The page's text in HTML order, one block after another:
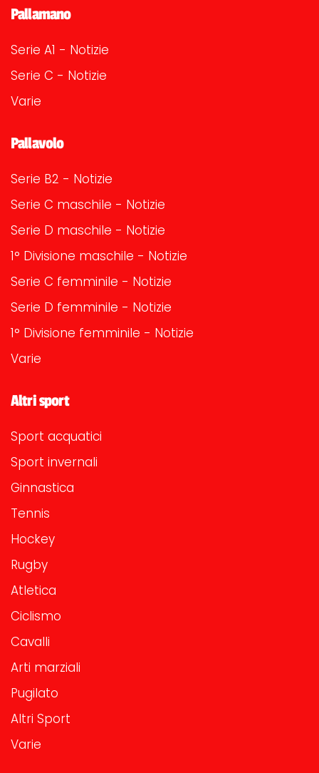
Pallamano
Serie A1 - Notizie
Serie C - Notizie
Varie
Pallavolo
Serie B2 - Notizie
Serie C maschile - Notizie
Serie D maschile - Notizie
1° Divisione maschile - Notizie
Serie C femminile - Notizie
Serie D femminile - Notizie
1° Divisione femminile - Notizie
Varie
Altri sport
Sport acquatici
Sport invernali
Ginnastica
Tennis
Hockey
Rugby
Atletica
Ciclismo
Cavalli
Arti marziali
Pugilato
Altri Sport
Varie